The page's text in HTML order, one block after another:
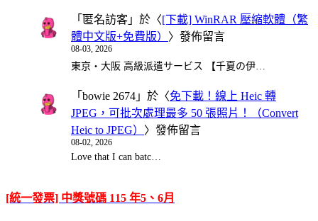
「 匿名訪客 」於〈[下載] WinRAR 壓縮軟體（繁
體中文版+免費版） 〉發佈留言
08-03, 2026
東京・大阪 高級派遣サービス 【千夏の伊…
「 bowie 2674 」於〈免下載！線上 Heic 轉
JPEG，可批次處理最多 50 張照片！（Convert
Heic to JPEG） 〉發佈留言
08-02, 2026
Love that I can batc…
[統一發票] 中獎號碼 115 年5、6月